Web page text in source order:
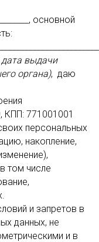
основной
выдачи
органа), даю
КПП: 771001001
персональных
накопление,
том числе
и запретов в
данных, не
и в